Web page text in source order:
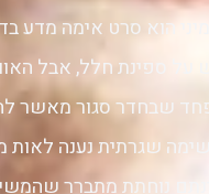
על ספינת חלל, אבל
שבחדר סגור מאשר
שגרתית נענה לאות
נוחתת מתברר